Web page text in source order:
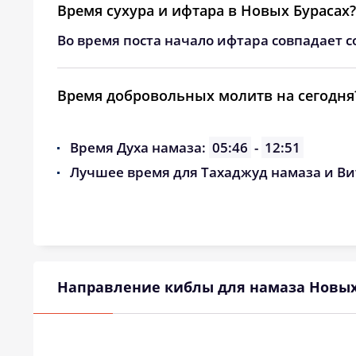
Время сухура и ифтара в Новых Бурасах?
Во время поста начало ифтара совпадает
Время добровольных молитв на
Время Духа намаза: 05:46 - 12:51
Лучшее время для Тахаджуд намаза и
Направление киблы для намаза